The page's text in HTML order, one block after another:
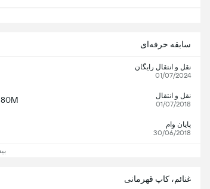
سابقه حرفه‌ای
نقل و انتقال رایگان
01/07/2024
نقل و انتقال
01/07/2018
پایان وام
30/06/2018
غنائم، کاپ قهرمانی